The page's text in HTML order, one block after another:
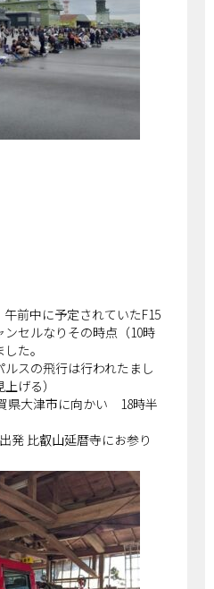
前中に予定されていたF15
ンセルなりその時点（10時
た。
スの飛行は行われたまし
げる）
県大津市に向かい 18時半
発 比叡山延暦寺にお参り